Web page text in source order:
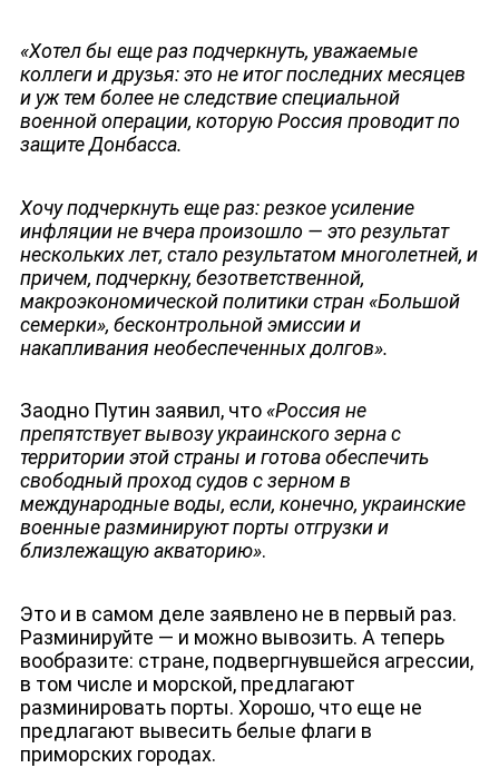
«Хотел бы еще раз подчеркнуть, уважаемые
коллеги и друзья: это не итог последних месяцев
и уж тем более не следствие специальной
военной операции, которую Россия проводит по
защите Донбасса.
Хочу подчеркнуть еще раз: резкое усиление
инфляции не вчера произошло — это результат
нескольких лет, стало результатом многолетней, и
причем, подчеркну, безответственной,
макроэкономической политики стран «Большой
семерки», бесконтрольной эмиссии и
накапливания необеспеченных долгов».
Заодно Путин заявил, что«Россия не
препятствует вывозу украинского зерна с
территории этой страны и готова обеспечить
свободный проход судов с зерном в
международные воды, если, конечно, украинские
военные разминируют порты отгрузки и
близлежащую акваторию».
Это и в самом деле заявлено не в первый раз.
Разминируйте — и можно вывозить. А теперь
вообразите: стране, подвергнувшейся агрессии,
в том числе и морской, предлагают
разминировать порты. Хорошо, что еще не
предлагают вывесить белые флаги в
приморских городах.